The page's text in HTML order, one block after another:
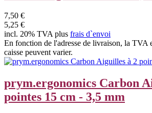
7,50 €
5,25 €
incl. 20% TVA plus frais d`envoi
En fonction de l'adresse de livraison, la TVA
caisse peuvent varier.
prym.ergonomics Carbon
pointes 15 cm - 3,5 mm